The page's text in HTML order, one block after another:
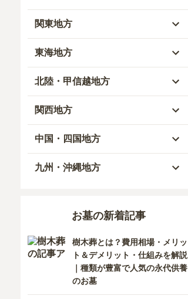
北海道
青森県
秋田県
岩手県
山形県
宮城県
関東地方
東京都
神奈川県
埼玉県
千葉県
茨城県
東海地方
愛知県
岐阜県
静岡県
三重県
北陸・甲信越地方
富山県
石川県
福井県
長野県
関西地方
大阪府
兵庫県
奈良県
中国・四国地方
岡山県
島根県
九州・沖縄地方
宮崎県
お墓の新着記事
樹木葬とは？費用相場・メリッ
ト＆デメリット・仕組みを解説
｜種類が豊富で人気の永代供養
のお墓